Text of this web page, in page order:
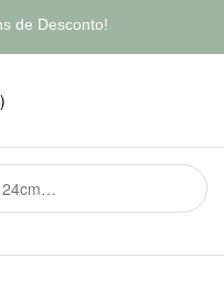
de Desconto!